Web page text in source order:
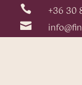
 +36 30
